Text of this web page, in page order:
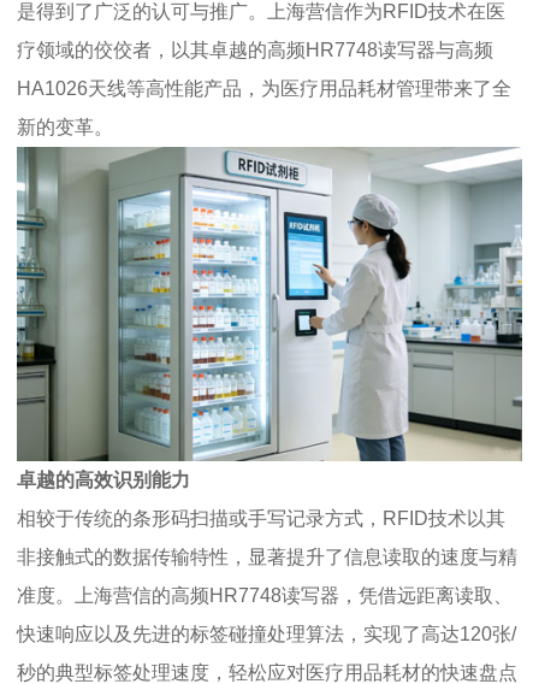
是得到了广泛的认可与推广。上海营信作为RFID技术在医
疗领域的佼佼者，以其卓越的高频HR7748读写器与高频
HA1026天线等高性能产品，为医疗用品耗材管理带来了全
新的变革。
卓越的高效识别能力
相较于传统的条形码扫描或手写记录方式，RFID技术以其
非接触式的数据传输特性，显著提升了信息读取的速度与精
准度。上海营信的高频HR7748读写器，凭借远距离读取、
快速响应以及先进的标签碰撞处理算法，实现了高达120张/
秒的典型标签处理速度，轻松应对医疗用品耗材的快速盘点